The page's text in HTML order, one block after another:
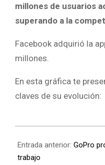
millones de usuarios
superando a la
Facebook adquirió la
millones.
En esta gráfica te
claves de su evolución:
Entrada anterior: GoPro
trabajo